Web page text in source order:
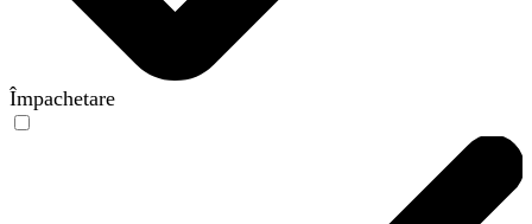
Împachetare